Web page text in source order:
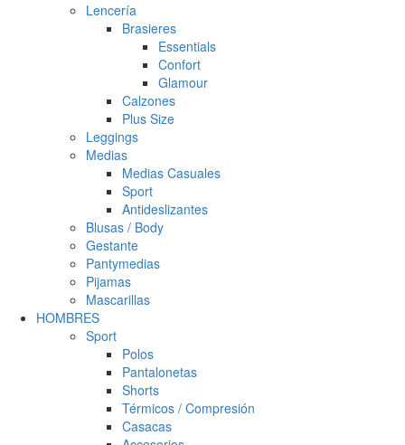
Lencería
Brasieres
Essentials
Confort
Glamour
Calzones
Plus Size
Leggings
Medias
Medias Casuales
Sport
Antideslizantes
Blusas / Body
Gestante
Pantymedias
Pijamas
Mascarillas
HOMBRES
Sport
Polos
Pantalonetas
Shorts
Térmicos / Compresión
Casacas